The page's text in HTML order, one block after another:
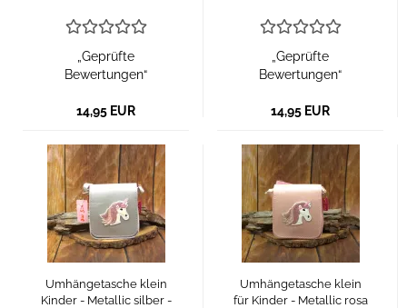
„Geprüfte
Bewertungen“
14,95 EUR
„Geprüfte
Bewertungen“
14,95 EUR
Umhängetasche klein
Kinder - Metallic silber -
Umhängetasche klein
für Kinder - Metallic rosa